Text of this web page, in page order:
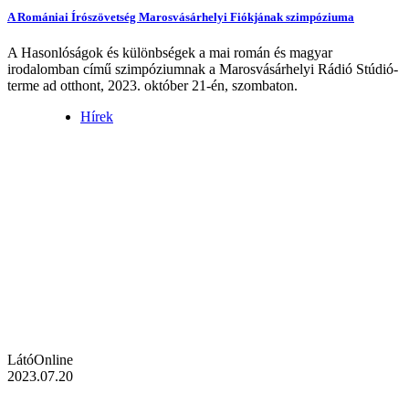
A Romániai Írószövetség Marosvásárhelyi Fiókjának szimpóziuma
A Hasonlóságok és különbségek a mai román és magyar
irodalomban című szimpóziumnak a Marosvásárhelyi Rádió Stúdió-
terme ad otthont, 2023. október 21-én, szombaton.
Hírek
LátóOnline
2023.07.20